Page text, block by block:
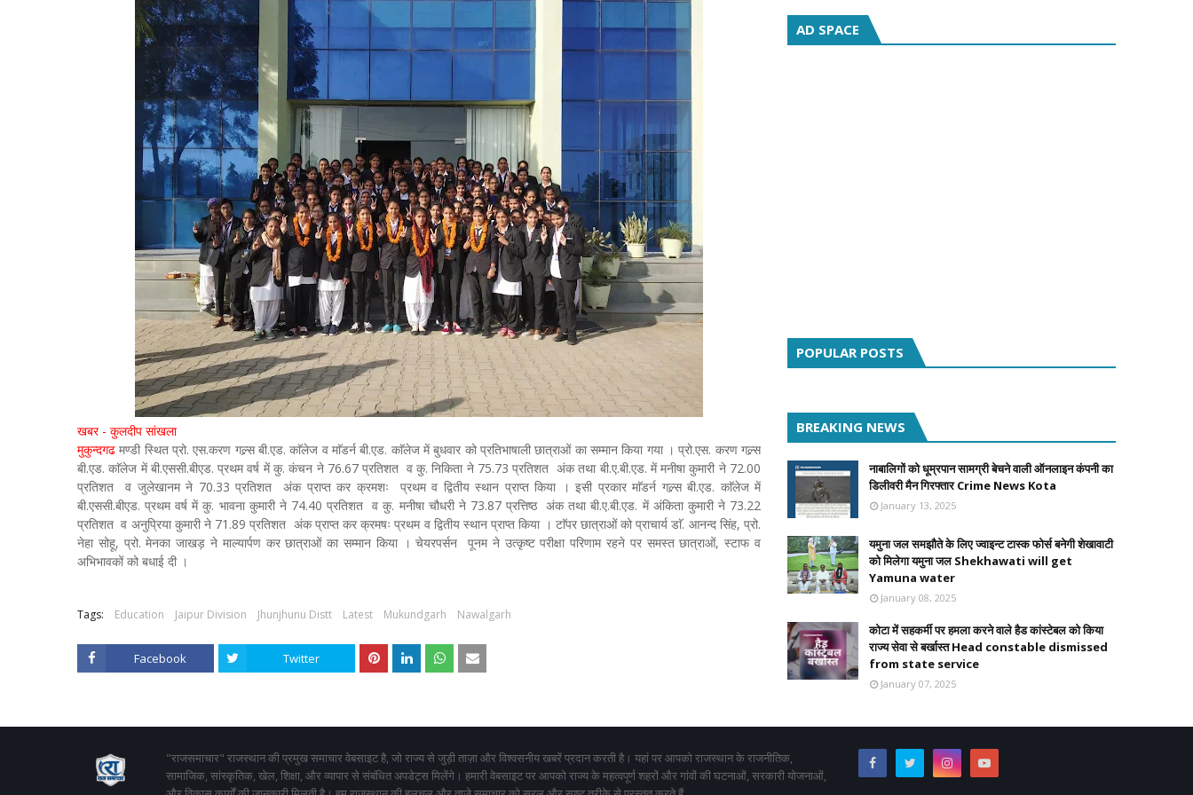
खबर - कुलदीप सांखला
मुकुन्दगढ मण्डी स्थित प्रो. एस.करण गल्र्स बी.एड. काॅलेज व माॅडर्न बी.एड. काॅलेज में बुधवार को प्रतिभाषाली छात्राओं का सम्मान किया गया । प्रो.एस. करण गल्र्स
बी.एड. काॅलेज में बी.एससी.बीएड. प्रथम वर्ष में कु. कंचन ने 76.67 प्रतिशत व कु. निकिता ने 75.73 प्रतिशत अंक तथा बी.ए.बी.एड. में मनीषा कुमारी ने 72.00
प्रतिशत व जुलेखानम ने 70.33 प्रतिशत अंक प्राप्त कर क्रमशः प्रथम व द्वितीय स्थान प्राप्त किया । इसी प्रकार माॅडर्न गल्र्स बी.एड. काॅलेज में
बी.एससी.बीएड. प्रथम वर्ष में कु. भावना कुमारी ने 74.40 प्रतिशत व कु. मनीषा चौधरी ने 73.87 प्रत्तिष्ठ अंक तथा बी.ए.बी.एड. में अंकिता कुमारी ने 73.22
प्रतिशत व अनुप्रिया कुमारी ने 71.89 प्रतिशत अंक प्राप्त कर क्रमषः प्रथम व द्वितीय स्थान प्राप्त किया । टाॅपर छात्राओं को प्राचार्य डाॅ. आनन्द सिंह, प्रो.
नेहा सोहू, प्रो. मेनका जाखड़ ने माल्यार्पण कर छात्राओं का सम्मान किया । चेयरपर्सन पूनम ने उत्कृष्ट परीक्षा परिणाम रहने पर समस्त छात्राओं, स्टाफ व
अभिभावकों को बधाई दी ।
Tags: Education Jaipur Division Jhunjhunu Distt Latest Mukundgarh Nawalgarh
Facebook Twitter
AD SPACE
POPULAR POSTS
BREAKING NEWS
नाबालिगों को धूम्रपान सामग्री बेचने वाली ऑनलाइन कंपनी का
डिलीवरी मैन गिरफ्तार Crime News Kota
January 13, 2025
यमुना जल समझौते के लिए ज्वाइन्ट टास्क फोर्स बनेगी शेखावाटी
को मिलेगा यमुना जल Shekhawati will get
Yamuna water
January 08, 2025
कोटा में सहकर्मी पर हमला करने वाले हैड कांस्टेबल को किया
राज्य सेवा से बर्खास्त Head constable dismissed
from state service
January 07, 2025
"राजसमाचार" राजस्थान की प्रमुख समाचार वेबसाइट है, जो राज्य से जुड़ी ताज़ा और विश्वसनीय खबरें प्रदान करती है। यहां पर आपको राजस्थान के राजनीतिक,
सामाजिक, सांस्कृतिक, खेल, शिक्षा, और व्यापार से संबंधित अपडेट्स मिलेंगे। हमारी वेबसाइट पर आपको राज्य के महत्वपूर्ण शहरों और गांवों की घटनाओं, सरकारी योजनाओं,